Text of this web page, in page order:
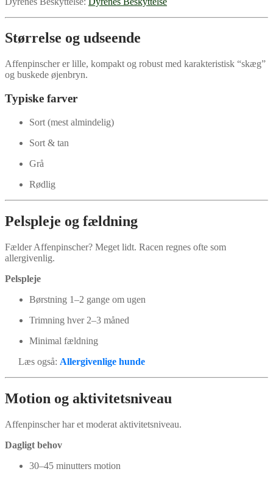
Størrelse og udseende
Affenpinscher er lille, kompakt og robust med karakteristisk “skæg”
og buskede øjenbryn.
Typiske farver
Sort (mest almindelig)
Sort & tan
Grå
Rødlig
Pelspleje og fældning
Fælder Affenpinscher? Meget lidt. Racen regnes ofte som
allergivenlig.
Pelspleje
Børstning 1–2 gange om ugen
Trimning hver 2–3 måned
Minimal fældning
Læs også: Allergivenlige hunde
Motion og aktivitetsniveau
Affenpinscher har et moderat aktivitetsniveau.
Dagligt behov
30–45 minutters motion